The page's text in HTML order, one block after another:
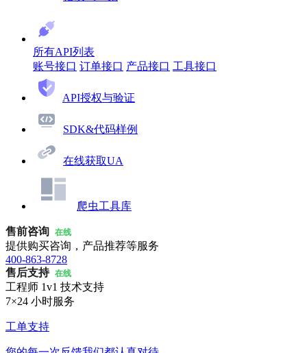
所有API列表
账号接口 订单接口 产品接口 工具接口
API授权与验证
SDK&代码样例
在线获取UA
爬虫工具库
售前咨询 在线
提供购买咨询，产品推荐等服务
400-863-8728
售后支持 在线
工程师 1v1 技术支持
7×24 小时服务
工单支持